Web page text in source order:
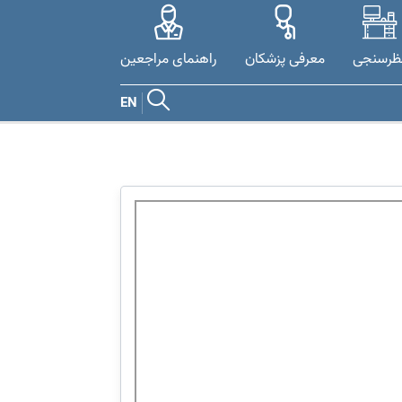
معرفی پزشکان راهنمای مراجعین
EN